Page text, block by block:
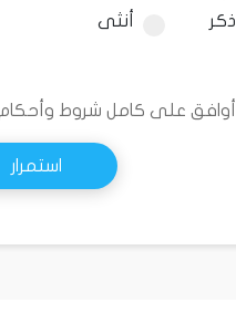
ذكر
أنثى
أوافق على كامل شروط وأحكام
استمرار